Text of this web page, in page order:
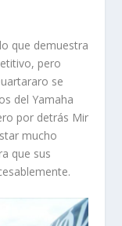
que demuestra
pero
se
del Yamaha
por detrás Mir
mucho
que sus